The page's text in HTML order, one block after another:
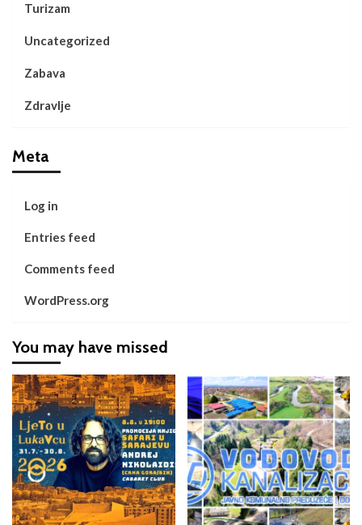
Turizam
Uncategorized
Zabava
Zdravlje
Meta
Log in
Entries feed
Comments feed
WordPress.org
You may have missed